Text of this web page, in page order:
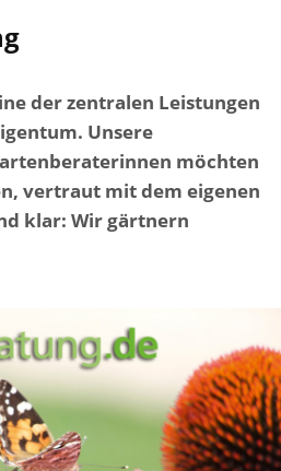
der zentralen Leistungen
Unsere
möchten
vertraut mit dem eigenen
klar: Wir gärtnern